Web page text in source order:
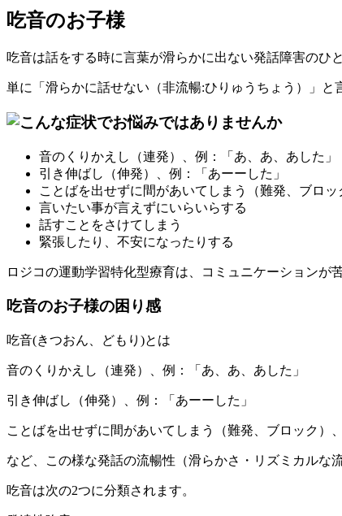
吃音のお子様
吃音は話をする時に言葉が滑らかに出ない発話障害のひと
単に「滑らかに話せない（非流暢:ひりゅうちょう）」と
音のくりかえし（連発）、例：「あ、あ、あした」
引き伸ばし（伸発）、例：「あーーした」
ことばを出せずに間があいてしまう（難発、ブロッ
言いたい事が言えずにいらいらする
話すことをさけてしまう
緊張したり、不安になったりする
ロジコの運動学習特化型療育は、コミュニケーションが
吃音のお子様の困り感
吃音(きつおん、どもり)とは
音のくりかえし（連発）、例：「あ、あ、あした」
引き伸ばし（伸発）、例：「あーーした」
ことばを出せずに間があいてしまう（難発、ブロック）
など、この様な発話の流暢性（滑らかさ・リズミカルな
吃音は次の2つに分類されます。